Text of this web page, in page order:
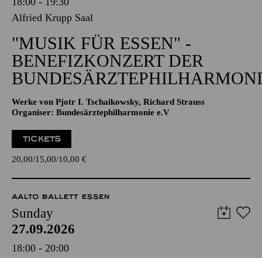
Alfried Krupp Saal
"MUSIK FÜR ESSEN" -
BENEFIZKONZERT DER
Werke von Pjotr I. Tschaikowsky, Richard Strauss
Organiser: Bundesärztephilharmonie e.V
TICKETS
20,00 15,00 10,00 €
AALTO BALLETT ESSEN
Sunday
27.09.2026
18:00 - 20:00